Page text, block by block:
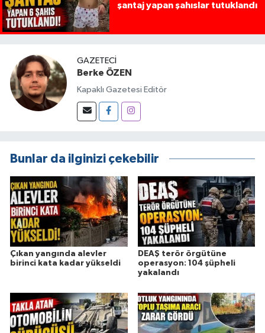
şantaj yapan şahıslar tutuklandı
GAZETECI
Berke ÖZEN
Kapaklı Gazetesi Editör
Bunlar da ilginizi çekebilir
Çıkan yangında alevler
birinci kata kadar yükseldi
DEAŞ terör örgütüne
operasyon: 104 şüpheli
yakalandı